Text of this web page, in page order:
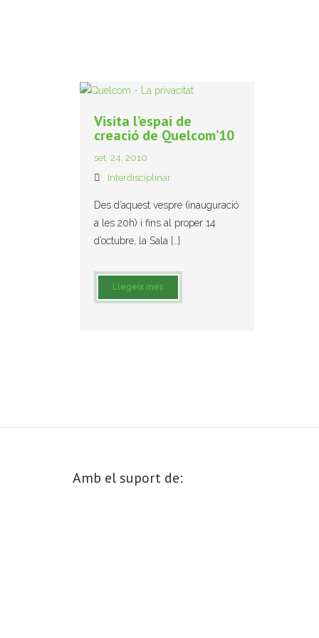
Visita l’espai de
creació de Quelcom’10
set. 24, 2010
Interdisciplinar
Des d’aquest vespre (inauguració
a les 20h) i fins al proper 14
d’octubre, la Sala […]
Llegeix més
Amb el suport de: